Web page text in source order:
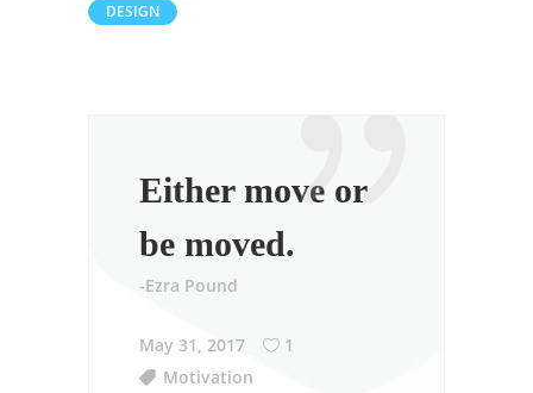
DESIGN
Either move or
be moved.
-Ezra Pound
May 31, 2017
1
Motivation